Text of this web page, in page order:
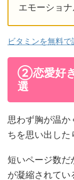
エモーショ
ビタミンを無料
②恋愛好
選
思わず胸が温
ちを思い出した
短いページ数だ
が凝縮されてい